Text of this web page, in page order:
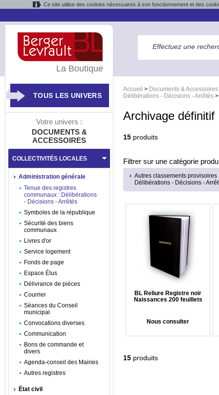
Ce site utilise des cookies nécessaires à son fonctionnement et des
Accueil > Documents & Accessoires
Délibérations - Décisions - Arrêtés >
Archivage
15 produits
Filtrer sur une catégorie
Autres classements provisoires
Délibérations - Décisions -
BL Reliure Registre noir
Naissances 200 feuillets
Nous consulter
15 produits
La Boutique
TOUS LES UNIVERS
Votre univers :
DOCUMENTS &
ACCESSOIRES
COLLECTIVITÉS LOCALES
Administration générale
Tenue des registres
communaux : Délibérations
- Décisions - Arrêtés
Symboles de la république
Sécurité des biens
communaux
Livres d'or
Service logement
Fonds de page
Espace Élus
Délivrance de pièces
Courrier
Séances du Conseil
municipal
Convocations diverses
Communication
Bons de commande et
divers
Agenda-conseil des Mairies
Autres registres
État civil